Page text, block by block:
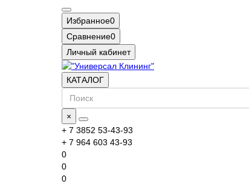
Избранное0
Сравнение0
Личный кабинет
КАТАЛОГ
×
+ 7 3852 53-43-93
+ 7 964 603 43-93
0
0
0